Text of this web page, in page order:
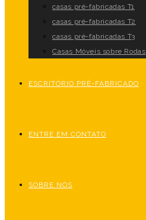
casas pré-fabricadas T1
casas pré-fabricadas T2
casas pré-fabricadas T3
Casas Móveis sobre Rodas
ESCRITÓRIO PRÉ-FABRICADO
ENTRE EM CONTATO
SOBRE NÓS